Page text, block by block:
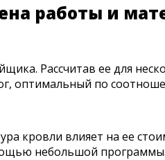
работы и
Рассчитав ее для
оптимальный по
кровли влияет на ее
небольшой программы.